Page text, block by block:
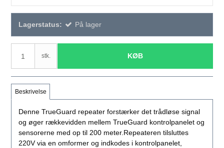
Lagerstatus: På lager
stk. KØB
Beskrivelse
Denne TrueGuard repeater forstærker det trådløse signal
og øger rækkevidden mellem TrueGuard kontrolpanelet og
sensorerne med op til 200 meter.Repeateren tilsluttes
220V via en omformer og indkodes i kontrolpanelet,